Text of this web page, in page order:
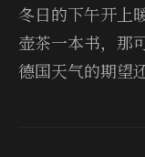
冬日的下午开上
壶茶一本书，那
德国天气的期望